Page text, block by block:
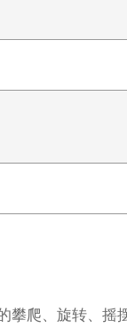
攀爬、旋转、摇